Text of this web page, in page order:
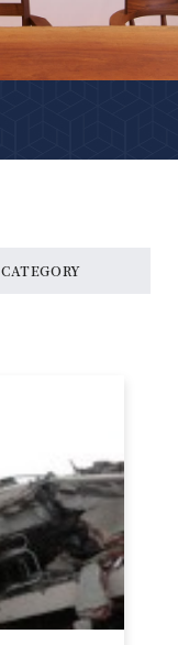
CATEGORY